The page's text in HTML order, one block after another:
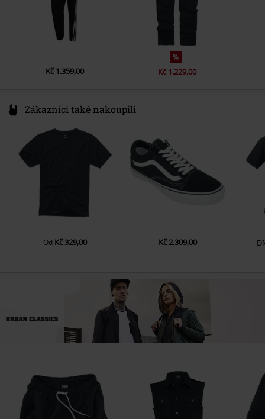
Kč 1.359,00
%
Kč 1.229,00
Zákazníci také nakoupili
Od Kč 329,00 Kč 2.309,00